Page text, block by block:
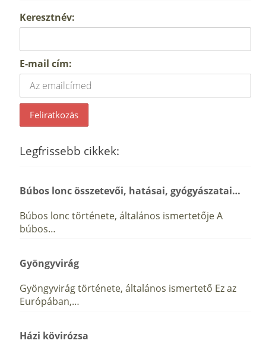
Keresztnév:
E-mail cím:
Legfrissebb cikkek:
Búbos lonc összetevői, hatásai, gyógyászatai…
Búbos lonc története, általános ismertetője A
búbos…
Gyöngyvirág
Gyöngyvirág története, általános ismertető Ez az
Európában,…
Házi kövirózsa